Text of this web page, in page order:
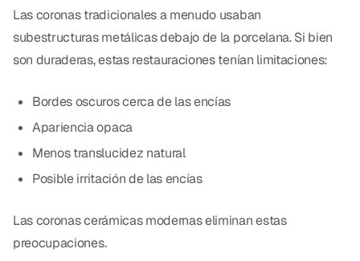
Las coronas tradicionales a menudo usaban
subestructuras metálicas debajo de la porcelana. Si bien
son duraderas, estas restauraciones tenían limitaciones:
Bordes oscuros cerca de las encías
Apariencia opaca
Menos translucidez natural
Posible irritación de las encías
Las coronas cerámicas modernas eliminan estas
preocupaciones.